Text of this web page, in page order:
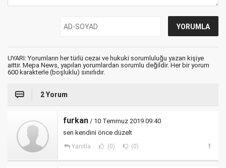
UYARI: Yorumların her türlü cezai ve hukuki sorumluluğu yazan kişiye
aittir. Mepa News, yapılan yorumlardan sorumlu değildir. Her bir yorum
600 karakterle (boşluklu) sınırlıdır.
2 Yorum
furkan / 10 Temmuz 2019 09:40
sen kendini önce düzelt
Yanıtla (0) (0)